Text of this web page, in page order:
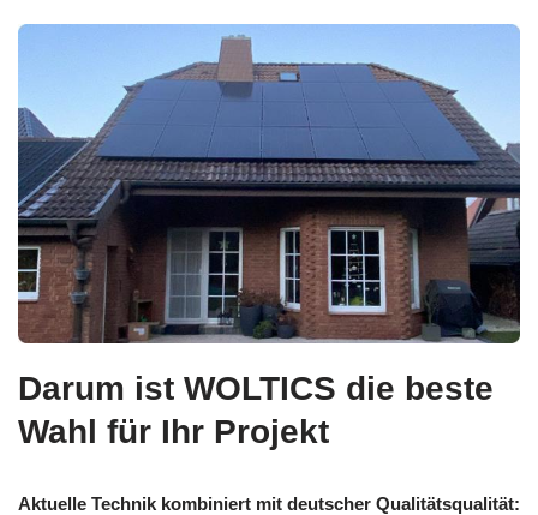
Darum ist WOLTICS die beste
Wahl für Ihr Projekt
Aktuelle Technik kombiniert mit deutscher Qualitätsqualität: